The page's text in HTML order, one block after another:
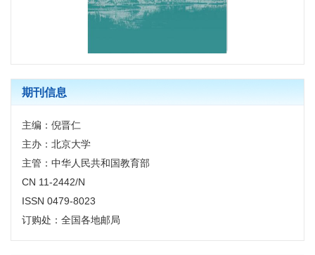
期刊信息
主编：倪晋仁
主办：北京大学
主管：中华人民共和国教育部
CN 11-2442/N
ISSN 0479-8023
订购处：全国各地邮局